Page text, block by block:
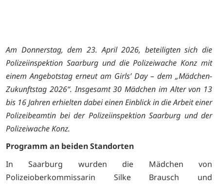
Am Donnerstag, dem 23. April 2026, beteiligten sich die
Polizeiinspektion Saarburg und die Polizeiwache Konz mit
einem Angebotstag erneut am Girls’ Day – dem „Mädchen-
Zukunftstag 2026“. Insgesamt 30 Mädchen im Alter von 13
bis 16 Jahren erhielten dabei einen Einblick in die Arbeit einer
Polizeibeamtin bei der Polizeiinspektion Saarburg und der
Polizeiwache Konz.
Programm an beiden Standorten
In Saarburg wurden die Mädchen von
Polizeioberkommissarin Silke Brausch und